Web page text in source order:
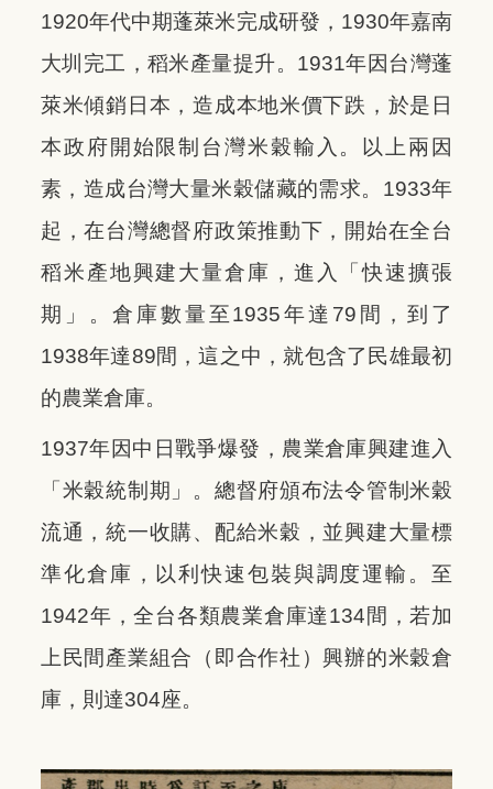
1920年代中期蓬萊米完成研發，1930年嘉南
大圳完工，稻米產量提升。1931年因台灣蓬
萊米傾銷日本，造成本地米價下跌，於是日
本政府開始限制台灣米穀輸入。以上兩因
素，造成台灣大量米穀儲藏的需求。1933年
起，在台灣總督府政策推動下，開始在全台
稻米產地興建大量倉庫，進入「快速擴張
期」。倉庫數量至1935年達79間，到了
1938年達89間，這之中，就包含了民雄最初
的農業倉庫。
1937年因中日戰爭爆發，農業倉庫興建進入
「米穀統制期」。總督府頒布法令管制米穀
流通，統一收購、配給米穀，並興建大量標
準化倉庫，以利快速包裝與調度運輸。至
1942年，全台各類農業倉庫達134間，若加
上民間產業組合（即合作社）興辦的米穀倉
庫，則達304座。